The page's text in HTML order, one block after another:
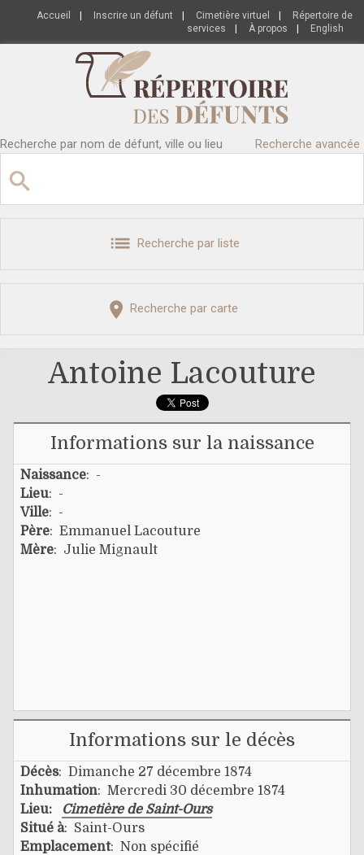
Accueil Inscrire un défunt Cimetière virtuel
Répertoire de
services
À propos English
Recherche par nom de défunt, ville ou lieu Recherche avancée
Recherche par liste
Recherche par carte
Antoine Lacouture
Informations sur la naissance
Naissance: -
Lieu: -
Ville: -
Père: Emmanuel Lacouture
Mère: Julie Mignault
Informations sur le décès
Décès: Dimanche 27 décembre 1874
Inhumation: Mercredi 30 décembre 1874
Lieu:
Cimetière de Saint-Ours
Situé à: Saint-Ours
Emplacement: Non spécifié